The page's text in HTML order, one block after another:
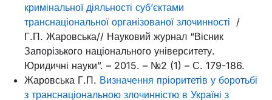
кримінальної діяльності суб’єктами
транснаціональної організованої злочинності /
Г.П. Жаровська// Науковий журнал “Вісник
Запорізького національного університету.
Юридичні науки”. – 2015. – №2 (1) – С. 179-186.
Жаровська Г.П. Визначення пріоритетів у боротьбі
з транснаціональною злочинністю в Україні з